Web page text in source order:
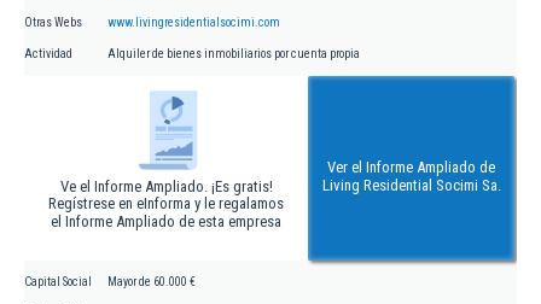
Otras Webs www.livingresidentialsocimi.com
Actividad Alquiler de bienes inmobiliarios por cuenta propia
Ve el Informe Ampliado. ¡Es gratis!
Regístrese en eInforma y le regalamos
el Informe Ampliado de esta empresa
Ver el Informe Ampliado de
Living Residential Socimi Sa.
Capital Social Mayor de 60.000 €